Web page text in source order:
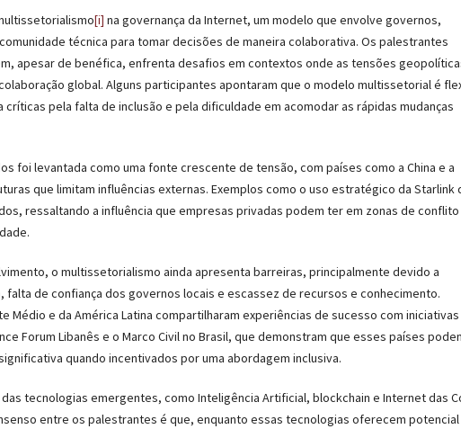
[i] na governança da Internet, um modelo que envolve governos,
técnica para tomar decisões de maneira colaborativa. Os palestrantes
apesar de benéfica, enfrenta desafios em contextos onde as tensões
global. Alguns participantes apontaram que o modelo multissetorial é
pela falta de inclusão e pela dificuldade em acomodar as rápidas mudanças
foi levantada como uma fonte crescente de tensão, com países como a China e a
que limitam influências externas. Exemplos como o uso estratégico da Starlink
ressaltando a influência que empresas privadas podem ter em zonas de conflito
o multissetorialismo ainda apresenta barreiras, principalmente devido a
de confiança dos governos locais e escassez de recursos e conhecimento.
Médio e da América Latina compartilharam experiências de sucesso com iniciativas
Forum Libanês e o Marco Civil no Brasil, que demonstram que esses países
quando incentivados por uma abordagem inclusiva.
tecnologias emergentes, como Inteligência Artificial, blockchain e Internet das
entre os palestrantes é que, enquanto essas tecnologias oferecem potencial